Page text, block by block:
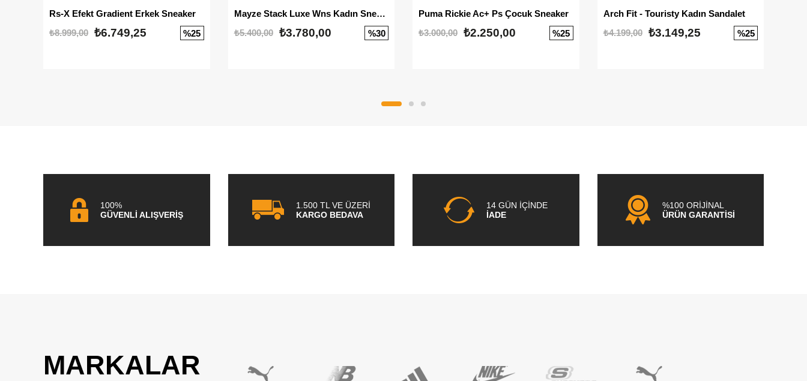
Rs-X Efekt Gradient Erkek Sneaker
₺8.999,00 ₺6.749,25 %25
Mayze Stack Luxe Wns Kadın Sneaker
₺5.400,00
₺3.780,00 %30
Puma Rickie Ac+ Ps Çocuk Sneaker
₺3.000,00 ₺2.250,00 %25
Arch Fit - Touristy Kadın Sandalet
₺4.199,00
₺3.149,25 %25
100%
GÜVENLİ ALIŞVERİŞ
1.500 TL VE ÜZERİ
KARGO BEDAVA
14 GÜN İÇİNDE
İADE
%100 ORİJİNAL
ÜRÜN GARANTİSİ
MARKALAR